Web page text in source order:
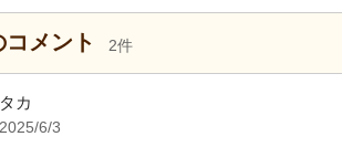
メント 2件
タカ
2025/6/3